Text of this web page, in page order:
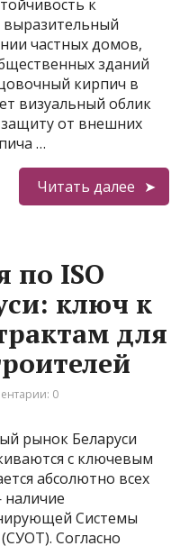
к
выразительный
частных домов,
зданий
кирпич в
визуальный облик
от внешних
…
Читать далее
по ISO
ключ к
для
0
рынок Беларуси
с ключевым
абсолютно всех
наличие
Системы
Согласно